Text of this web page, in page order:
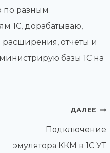
по разным
1С, дорабатываю,
расширения, отчеты и
базы 1С на
ДАЛЕЕ
Подключение
эмулятора ККМ в 1С УТ